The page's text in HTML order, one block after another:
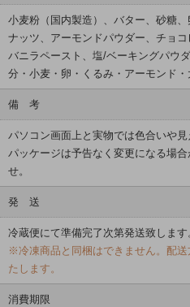
小麦粉（国内製造）、バター、砂糖
ナッツ、アーモンドパウダー、チョ
バニラペースト、塩/ベーキングパウ
分・小麦・卵・くるみ・アーモンド・
備 考
パソコン画面上と実物では色合いや
パッケージは予告なく変更になる場
せ。
発 送
冷蔵便にて準備完了次第発送致しま
※冷凍商品と同梱はできません。配
たします。
消費期限